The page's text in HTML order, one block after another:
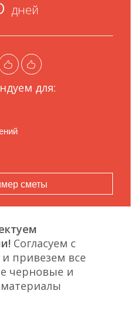
дней
для:
сметы
Согласуем с
привезем все
черновые и